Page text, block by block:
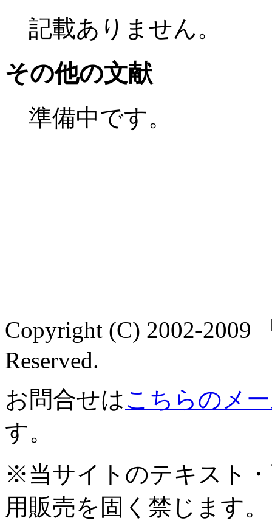
記載ありません。
その他の文献
準備中です。
Copyright (C) 2002-2009
Reserved.
お問合せはこちらのメ
す。
※当サイトのテキスト
用販売を固く禁じます。